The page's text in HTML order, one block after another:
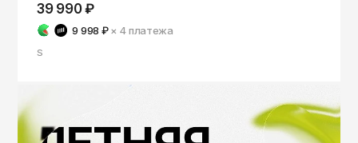
39 990 ₽
9 998 ₽ × 4платежа
S